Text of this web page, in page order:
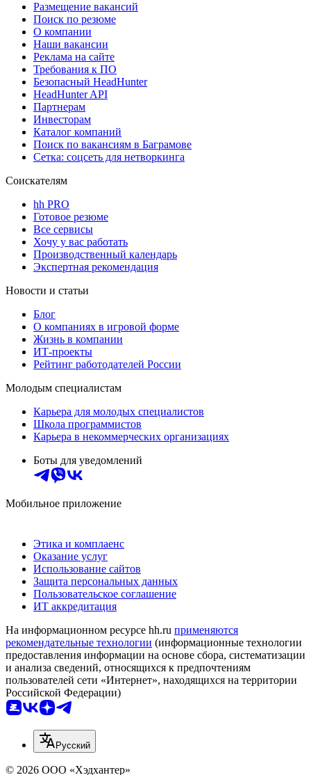
Размещение вакансий
Поиск по резюме
О компании
Наши вакансии
Реклама на сайте
Требования к ПО
Безопасный HeadHunter
HeadHunter API
Партнерам
Инвесторам
Каталог компаний
Поиск по вакансиям в Баграмове
Сетка: соцсеть для нетворкинга
Соискателям
hh PRO
Готовое резюме
Все сервисы
Хочу у вас работать
Производственный календарь
Экспертная рекомендация
Новости и статьи
Блог
О компаниях в игровой форме
Жизнь в компании
ИТ-проекты
Рейтинг работодателей России
Молодым специалистам
Карьера для молодых специалистов
Школа программистов
Карьера в некоммерческих организациях
Боты для уведомлений
Мобильное приложение
Этика и комплаенс
Оказание услуг
Использование сайтов
Защита персональных данных
Пользовательское соглашение
ИТ аккредитация
На информационном ресурсе hh.ru применяются
рекомендательные технологии (информационные технологии
предоставления информации на основе сбора, систематизации
и анализа сведений, относящихся к предпочтениям
пользователей сети «Интернет», находящихся на территории
Российской Федерации)
Русский
© 2026 ООО «Хэдхантер»